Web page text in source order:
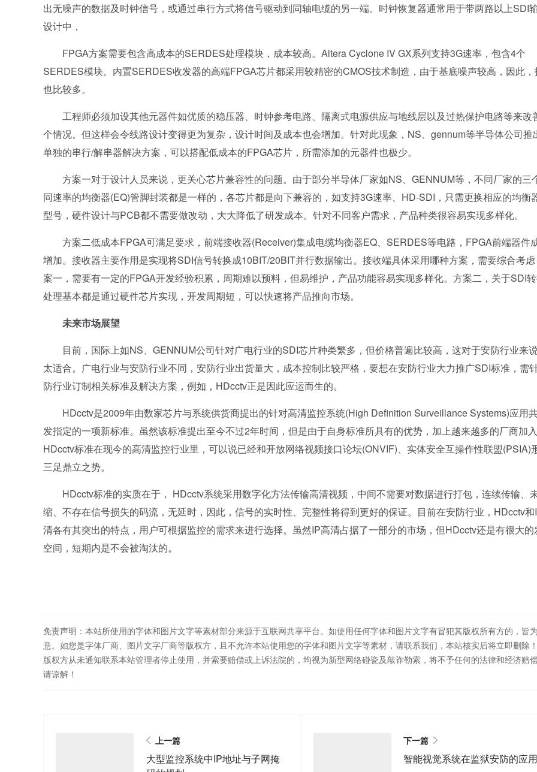
出无噪声的数据及时钟信号，或通过串行方式将信号驱动到同轴电缆的另一端。时钟恢复器通常用于带两路以上SDI
设计中，
FPGA方案需要包含高成本的SERDES处理模块，成本较高。Altera Cyclone IV GX系列支持3G速率，包含4个
SERDES模块。内置SERDES收发器的高端FPGA芯片都采用较精密的CMOS技术制造，由于基底噪声较高，因此，
也比较多。
工程师必须加设其他元器件如优质的稳压器、时钟参考电路、隔离式电源供应与地线层以及过热保护电路等来改
个情况。但这样会令线路设计变得更为复杂，设计时间及成本也会增加。针对此现象，NS、gennum等半导体公司推
单独的串行/解串器解决方案，可以搭配低成本的FPGA芯片，所需添加的元器件也极少。
方案一对于设计人员来说，更关心芯片兼容性的问题。由于部分半导体厂家如NS、GENNUM等，不同厂家的三
同速率的均衡器(EQ)管脚封装都是一样的，各芯片都是向下兼容的，如支持3G速率、HD-SDI，只需更换相应的均衡
型号，硬件设计与PCB都不需要做改动，大大降低了研发成本。针对不同客户需求，产品种类很容易实现多样化。
方案二低成本FPGA可满足要求，前端接收器(Receiver)集成电缆均衡器EQ、SERDES等电路，FPGA前端器件
增加。接收器主要作用是实现将SDI信号转换成10BIT/20BIT并行数据输出。接收端具体采用哪种方案，需要综合考
案一，需要有一定的FPGA开发经验积累，周期难以预料，但易维护，产品功能容易实现多样化。方案二，关于SDI
处理基本都是通过硬件芯片实现，开发周期短，可以快速将产品推向市场。
未来市场展望
目前，国际上如NS、GENNUM公司针对广电行业的SDI芯片种类繁多，但价格普遍比较高，这对于安防行业来
太适合。广电行业与安防行业不同，安防行业出货量大，成本控制比较严格，要想在安防行业大力推广SDI标准，需
防行业订制相关标准及解决方案，例如，HDcctv正是因此应运而生的。
HDcctv是2009年由数家芯片与系统供货商提出的针对高清监控系统(High Definition Surveillance Systems)应用
发指定的一项新标准。虽然该标准提出至今不过2年时间，但是由于自身标准所具有的优势，加上越来越多的厂商加入
HDcctv标准在现今的高清监控行业里，可以说已经和开放网络视频接口论坛(ONVIF)、实体安全互操作性联盟(PSIA)
三足鼎立之势。
HDcctv标准的实质在于， HDcctv系统采用数字化方法传输高清视频，中间不需要对数据进行打包，连续传输、
缩、不存在信号损失的码流，无延时，因此，信号的实时性、完整性将得到更好的保证。目前在安防行业，HDcctv和
清各有其突出的特点，用户可根据监控的需求来进行选择。虽然IP高清占据了一部分的市场，但HDcctv还是有很大的
空间，短期内是不会被淘汰的。
免责声明：本站所使用的字体和图片文字等素材部分来源于互联网共享平台。如使用任何字体和图片文字有冒犯其版权所有方的，皆
意。如您是字体厂商、图片文字厂商等版权方，且不允许本站使用您的字体和图片文字等素材，请联系我们，本站核实后将立即删除
版权方从未通知联系本站管理者停止使用，并索要赔偿或上诉法院的，均视为新型网络碰瓷及敲诈勒索，将不予任何的法律和经济赔
请谅解！
上一篇
大型监控系统中IP地址与子网掩
下一篇
智能视觉系统在监狱安防的应用